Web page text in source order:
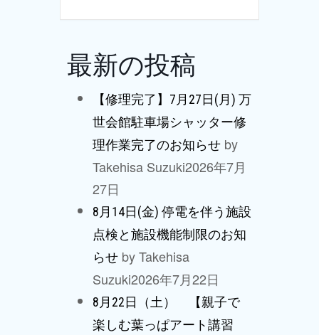
最新の投稿
【修理完了】7月27日(月) 万
世会館駐車場シャッター修
理作業完了のお知らせ by
Takehisa Suzuki2026年7月
27日
8月14日(金) 停電を伴う施設
点検と施設機能制限のお知
らせ by Takehisa
Suzuki2026年7月22日
8月22日（土） 【親子で
楽しむ葉っぱアート講習